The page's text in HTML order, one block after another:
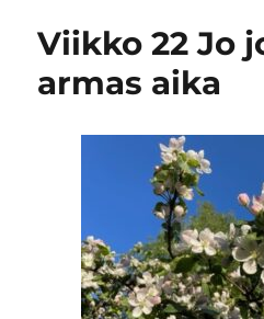
Viikko 22 Jo
armas aika